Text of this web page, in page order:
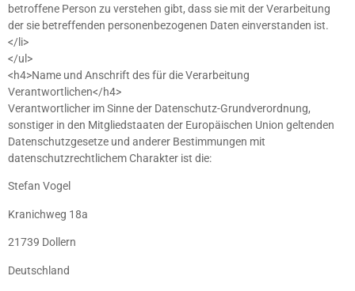
betroffene Person zu verstehen gibt, dass sie mit der Verarbeitung
der sie betreffenden personenbezogenen Daten einverstanden ist.
</li>
</ul>
<h4>Name und Anschrift des für die Verarbeitung
Verantwortlichen</h4>
Verantwortlicher im Sinne der Datenschutz-Grundverordnung,
sonstiger in den Mitgliedstaaten der Europäischen Union geltenden
Datenschutzgesetze und anderer Bestimmungen mit
datenschutzrechtlichem Charakter ist die:
Stefan Vogel
Kranichweg 18a
21739 Dollern
Deutschland